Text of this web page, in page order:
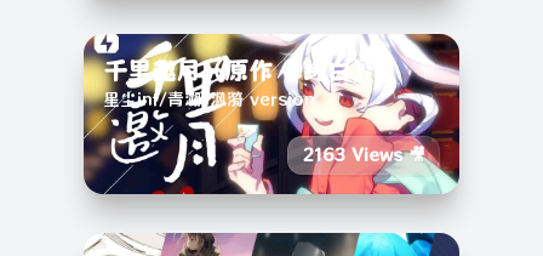
千里邀月（原作 @纯白）
星尘inf/青溯/沨漪 version
2163 Views 🎥